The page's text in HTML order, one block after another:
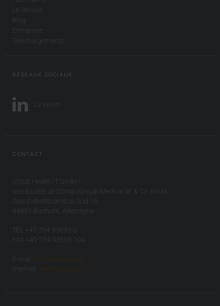
Le Service
Blog
Entreprise
Téléchargements
RÉSEAUX SOCIAUX
LinkedIn
CONTACT
VISUS Health IT GmbH
une société de CompuGroup Medical SE & Co. KGaA
Gesundheitscampus-Süd 15
44801 Bochum, Allemagne
TÉL +49 234 93693-0
FAX +49 234 93693-199
E-mail:
info(at)visus.com
Internet:
www.visus.com